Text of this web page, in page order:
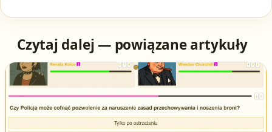
Czytaj dalej — powiązane artykuły